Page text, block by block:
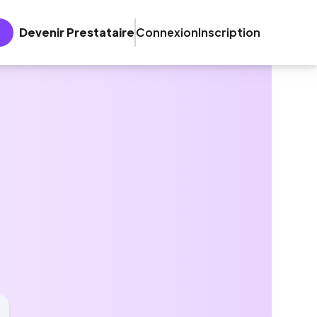
Devenir PrestataireConnexionInscription